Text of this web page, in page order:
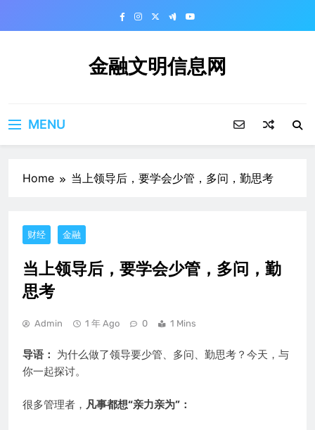
金融文明信息网
MENU
Home 当上领导后，要学会少管，多问，勤思考
财经 金融
当上领导后，要学会少管，多问，勤
思考
Admin 1 年 Ago 0 1 Mins
导语：
为什么做了领导要少管、多问、勤思考？今天，与
你一起探讨。
很多管理者， 凡事都想“亲力亲为”：